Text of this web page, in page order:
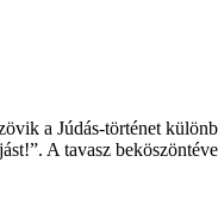
a Júdás-történet
A tavasz